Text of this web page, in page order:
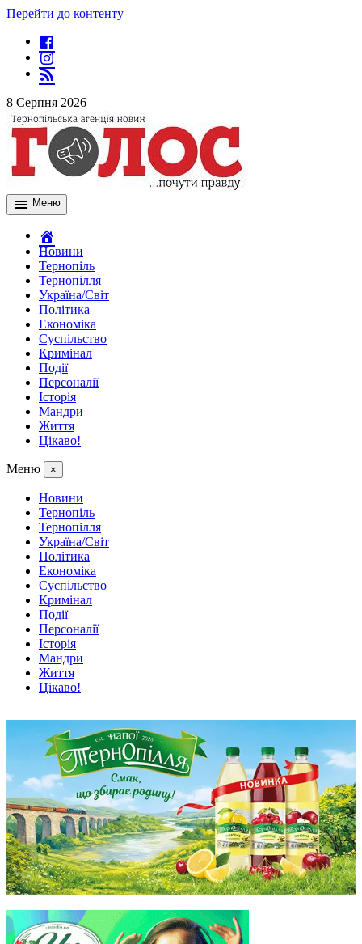
Перейти до контенту
8 Серпня 2026
Меню
Новини
Тернопіль
Тернопілля
Україна/Світ
Політика
Економіка
Суспільство
Кримінал
Події
Персоналії
Історія
Мандри
Життя
Цікаво!
Меню ×
Новини
Тернопіль
Тернопілля
Україна/Світ
Політика
Економіка
Суспільство
Кримінал
Події
Персоналії
Історія
Мандри
Життя
Цікаво!